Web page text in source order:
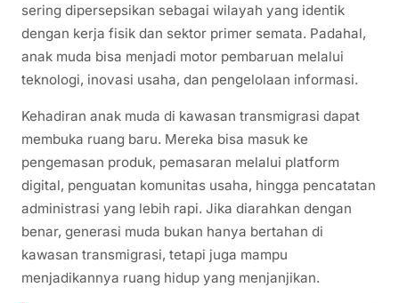
sering dipersepsikan sebagai wilayah yang identik
dengan kerja fisik dan sektor primer semata. Padahal,
anak muda bisa menjadi motor pembaruan melalui
teknologi, inovasi usaha, dan pengelolaan informasi.
Kehadiran anak muda di kawasan transmigrasi dapat
membuka ruang baru. Mereka bisa masuk ke
pengemasan produk, pemasaran melalui platform
digital, penguatan komunitas usaha, hingga pencatatan
administrasi yang lebih rapi. Jika diarahkan dengan
benar, generasi muda bukan hanya bertahan di
kawasan transmigrasi, tetapi juga mampu
menjadikannya ruang hidup yang menjanjikan.